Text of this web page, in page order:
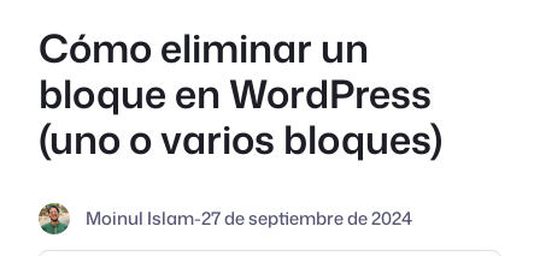
Cómo eliminar un
bloque en WordPress
(uno o varios bloques)
Moinul Islam-27 de septiembre de 2024